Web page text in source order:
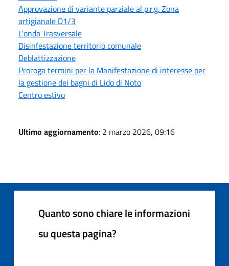
Approvazione di variante parziale al p.r.g. Zona
artigianale D1/3
L'onda Trasversale
Disinfestazione territorio comunale
Deblattizzazione
Proroga termini per la Manifestazione di interesse per
la gestione dei bagni di Lido di Noto
Centro estivo
Ultimo aggiornamento: 2 marzo 2026, 09:16
Quanto sono chiare le informazioni
su questa pagina?